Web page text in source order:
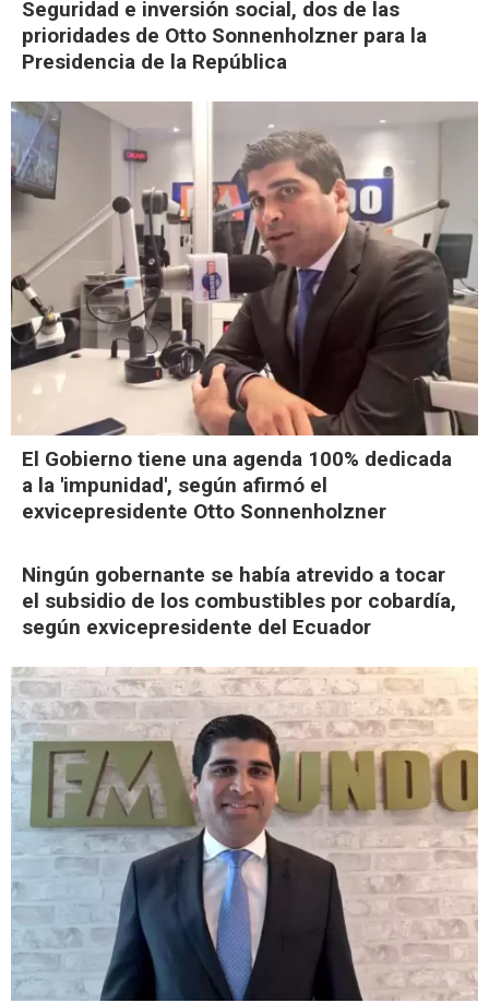
Seguridad e inversión social, dos de las
prioridades de Otto Sonnenholzner para la
Presidencia de la República
El Gobierno tiene una agenda 100% dedicada
a la 'impunidad', según afirmó el
exvicepresidente Otto Sonnenholzner
Ningún gobernante se había atrevido a tocar
el subsidio de los combustibles por cobardía,
según exvicepresidente del Ecuador